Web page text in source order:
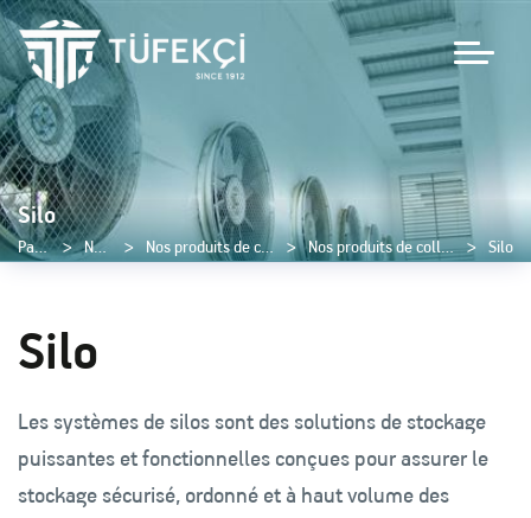
Silo
Page d'accueil Nos produits Nos produits de centrales de type constructif Nos produits de collecte de poussière et de bourre Silo
Silo
Les systèmes de silos sont des solutions de stockage
puissantes et fonctionnelles conçues pour assurer le
stockage sécurisé, ordonné et à haut volume des